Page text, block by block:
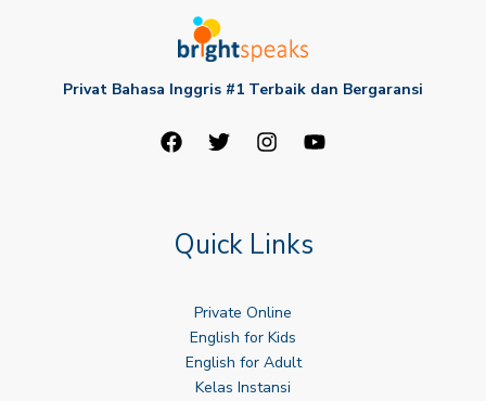
Privat Bahasa Inggris #1 Terbaik dan Bergaransi
Quick Links
Private Online
English for Kids
English for Adult
Kelas Instansi